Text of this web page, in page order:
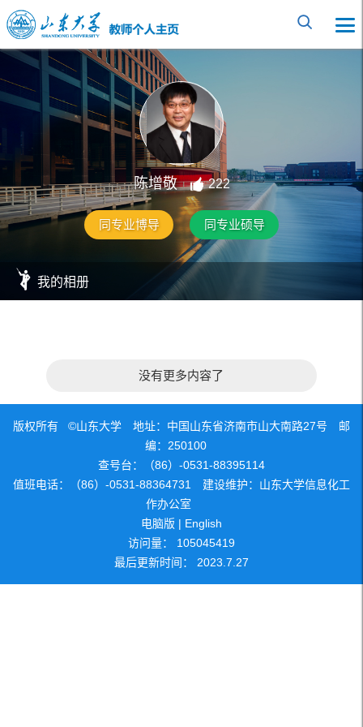
陈增敬 222
同专业博导 同专业硕导
我的相册
没有更多内容了
版权所有 ©山东大学 地址：中国山东省济南市山大南路27号 邮
编：250100
查号台：（86）-0531-88395114
值班电话：（86）-0531-88364731 建设维护：山东大学信息化工
作办公室
电脑版 | English
访问量： 105045419
最后更新时间： 2023 7 27